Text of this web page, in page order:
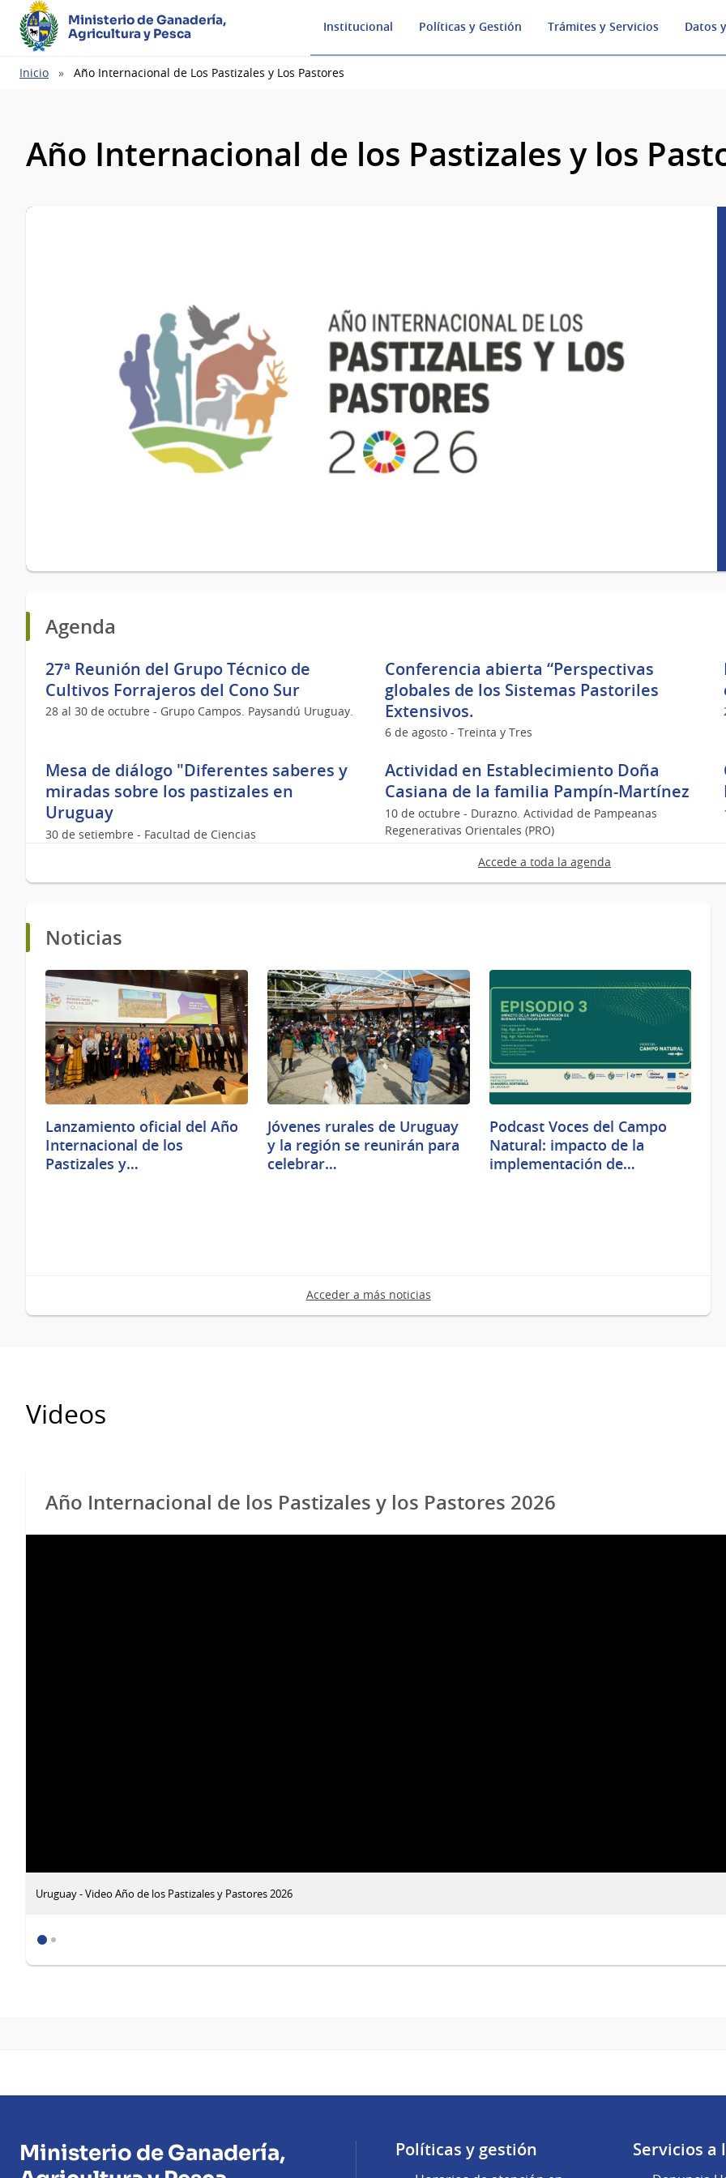
Ministerio de Ganadería,
Agricultura y Pesca
Institucional Políticas y Gestión Trámites y Servicios Datos
Ruta
Inicio Año Internacional de Los Pastizales y Los Pastores
Año Internacional de los Pastizales y los
Agenda
27ª Reunión del Grupo Técnico de
Cultivos Forrajeros del Cono Sur
28 al 30 de octubre - Grupo Campos. Paysandú Uruguay.
Conferencia abierta “Perspectivas
globales de los Sistemas Pastoriles
Extensivos.
6 de agosto - Treinta y Tres
Mesa de diálogo "Diferentes saberes y
miradas sobre los pastizales en
Uruguay
30 de setiembre - Facultad de Ciencias
Actividad en Establecimiento Doña
Casiana de la familia Pampín-Martínez
10 de octubre - Durazno. Actividad de Pampeanas
Regenerativas Orientales (PRO)
Accede a toda la agenda
Noticias
Lanzamiento oficial del Año
Internacional de los
Pastizales y…
Jóvenes rurales de Uruguay
y la región se reunirán para
celebrar…
Podcast Voces del Campo
Natural: impacto de la
implementación de…
Acceder a más noticias
Videos
Año Internacional de los Pastizales y los Pastores 2026
Uruguay - Video Año de los Pastizales y Pastores 2026
Ministerio de Ganadería,
Políticas y gestión Servicios a